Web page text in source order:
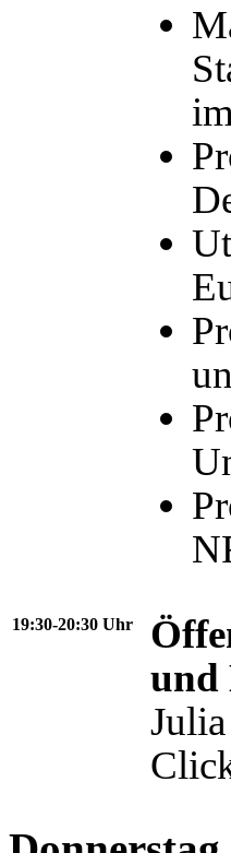
19:30-20:30 Uhr
und